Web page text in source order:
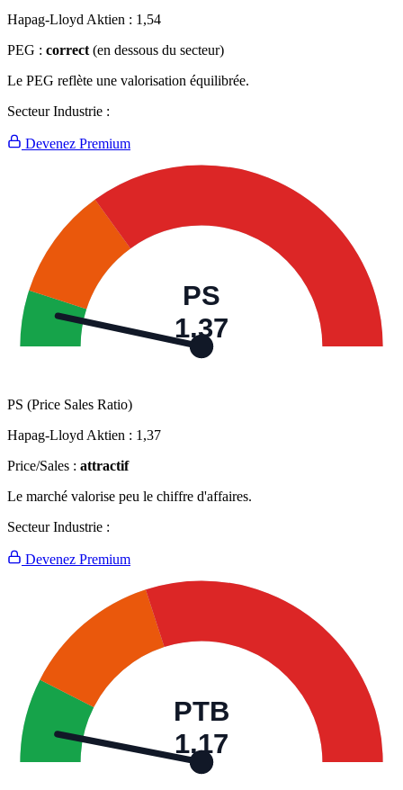
Hapag-Lloyd Aktien : 1,54
PEG : correct (en dessous du secteur)
Le PEG reflète une valorisation équilibrée.
Secteur Industrie :
Devenez Premium
PS
1,37
PS (Price Sales Ratio)
Hapag-Lloyd Aktien : 1,37
Price/Sales : attractif
Le marché valorise peu le chiffre d'affaires.
Secteur Industrie :
Devenez Premium
PTB
1,17